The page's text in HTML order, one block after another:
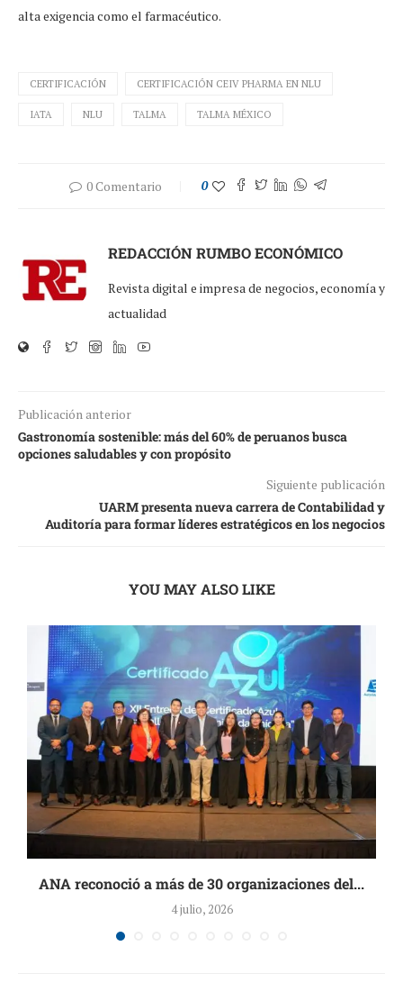
alta exigencia como el farmacéutico.
CERTIFICACIÓN CERTIFICACIÓN CEIV PHARMA EN NLU
IATA NLU TALMA TALMA MÉXICO
0 Comentario 0
REDACCIÓN RUMBO ECONÓMICO
Revista digital e impresa de negocios, economía y
actualidad
Publicación anterior
Gastronomía sostenible: más del 60% de peruanos busca
opciones saludables y con propósito
Siguiente publicación
UARM presenta nueva carrera de Contabilidad y
Auditoría para formar líderes estratégicos en los negocios
YOU MAY ALSO LIKE
ANA reconoció a más de 30 organizaciones del...
4 julio, 2026